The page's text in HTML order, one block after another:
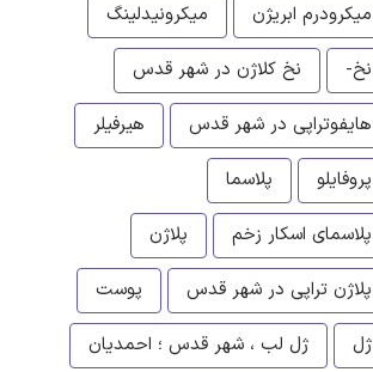
میکرودرم ابریژن
میکرونیدلینگ
نخ-
نخ کلاژن در شهر قدس
هایفوتراپی در شهر قدس
هیرفیلر
پروفایلو
پلاسما
پلاسمای اسکار زخم
پلاژن
پلاژن تراپی در شهر قدس
پوست
ژل
ژل لب ، شهر قدس ؛ احمدیان